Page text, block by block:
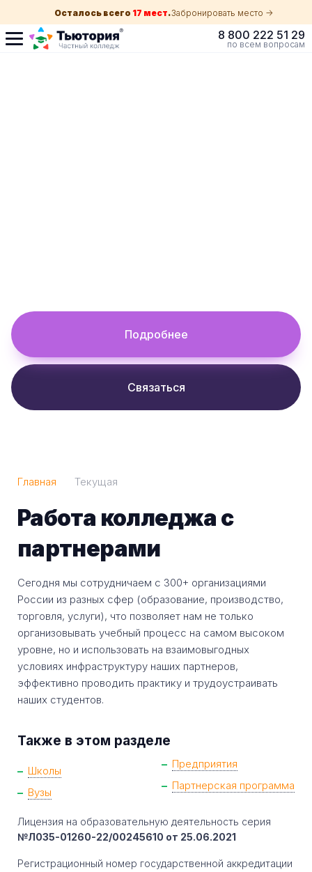
Осталось всего 17 мест.Забронировать место ->
8 800 222 51 29
по всем вопросам
Подробнее
Связаться
Главная Текущая
Работа колледжа с
партнерами
Сегодня мы сотрудничаем с 300+ организациями
России из разных сфер (образование, производство,
торговля, услуги), что позволяет нам не только
организовывать учебный процесс на самом высоком
уровне, но и использовать на взаимовыгодных
условиях инфраструктуру наших партнеров,
эффективно проводить практику и трудоустраивать
наших студентов.
Также в этом разделе
Школы
Вузы
Предприятия
Партнерская программа
Лицензия на образовательную деятельность серия
№Л035-01260-22/00245610 от 25.06.2021
Регистрационный номер государственной аккредитации